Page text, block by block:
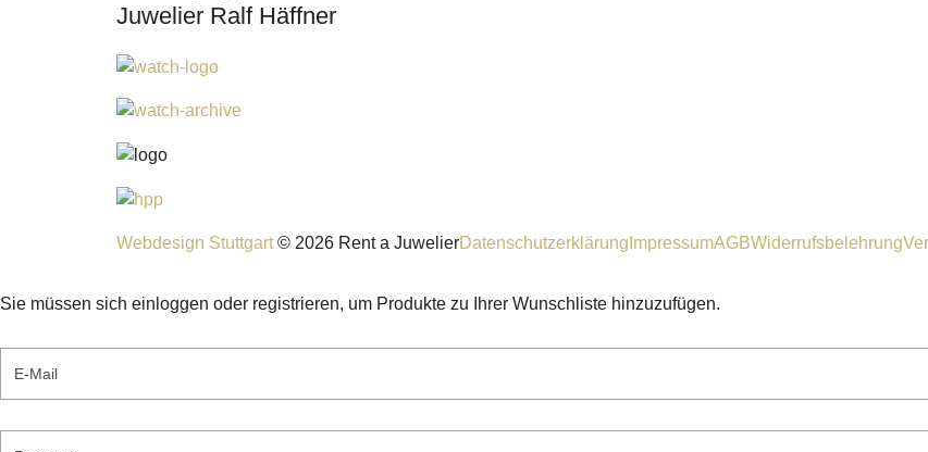
Juwelier Ralf Häffner
Webdesign Stuttgart © 2026 Rent a JuwelierDatenschutzerklärung ImpressumAGBWiderrufsbelehrung
Sie müssen sich einloggen oder registrieren, um Produkte zu Ihrer Wunschliste hinzuzufügen.
E-Mail
Passwort